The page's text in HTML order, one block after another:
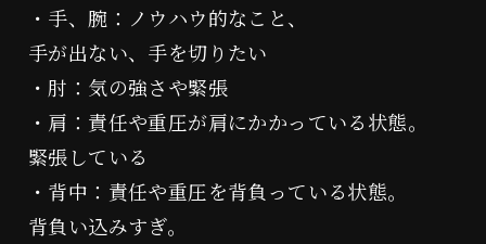
・手、腕：ノウハウ的なこと、
手が出ない、手を切りたい
・肘：気の強さや緊張
・肩：責任や重圧が肩にかかっている状態。
緊張している
・背中：責任や重圧を背負っている状態。
背負い込みすぎ。